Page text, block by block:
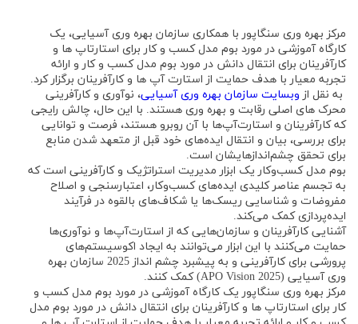
مرکز بهره وری سنگاپور با همکاری سازمان بهره وری آسیایی، یک
کارگاه آموزشی در مورد بوم مدل کسب و کار برای استارتاپ ها و
کارآفرینان برای انتقال دانش در مورد بوم مدل کسب و کار و ارائه
تجربه معیار با هدف حمایت از استارت آپ ها و کارآفرینان برگزار کرد.
به نقل از وبسایت سازمان بهره وری آسیایی، نوآوری و کارآفرینی
محرک های اصلی رقابت و بهره وری هستند. با این حال، چالش رایجی
که کارآفرینان و استارت‌آپ‌ها با آن روبرو هستند، فرصت و توانایی
برای بررسی، بیان و انتقال ایده‌های خود قبل از متعهد شدن منابع
برای تحقق چشم‌اندازهایشان است.
بوم مدل کسب‌وکار یک ابزار مدیریت استراتژیک و کارآفرینی است که
به تجسم عناصر کلیدی ایده‌های کسب‌وکار، اعتبارسنجی و اصلاح
مفروضات و شناسایی ریسک‌ها یا شکاف‌های بالقوه در فرآیند
ایده‌پردازی کمک می‌کند.
آشنایی کارآفرینان و سازمان‌هایی که از استارت‌آپ‌ها و نوآوری‌ها
حمایت می‌کنند با این ابزار می‌توانند به ایجاد اکوسیستم‌های
پرورشی برای کارآفرینی و به پیشبرد چشم انداز 2025 سازمان بهره
وری آسیایی (APO Vision 2025) کمک کنند.
مرکز بهره وری سنگاپور یک کارگاه آموزشی در مورد بوم مدل کسب و
کار برای استارتاپ ها و کارآفرینان برای انتقال دانش در مورد بوم مدل